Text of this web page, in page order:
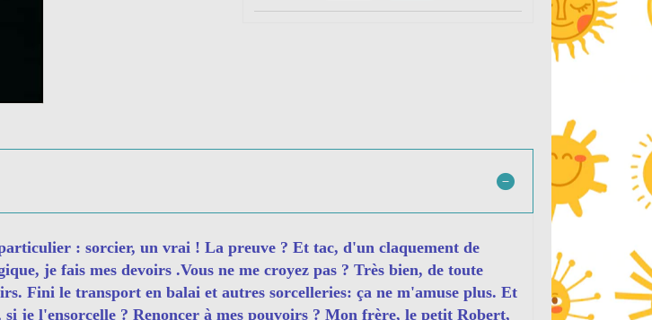
: sorcier, un vrai ! La preuve ? Et tac, d'un claquement de
je fais mes devoirs .Vous ne me croyez pas ? Très bien, de toute
Fini le transport en balai et autres sorcelleries: ça ne m'amuse plus. Et
je l'ensorcelle ? Renoncer à mes pouvoirs ? Mon frère, le petit Robert,